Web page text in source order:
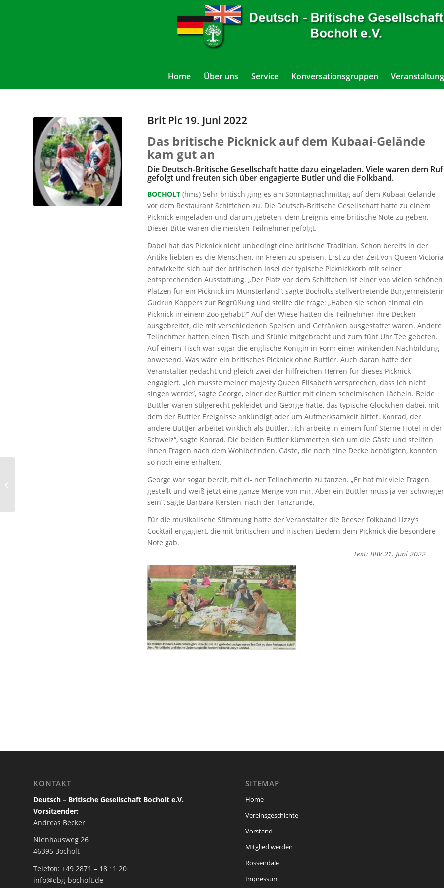
Home Über uns Service Konversationsgruppen
Brit Pic 19. Juni 2022
Das britische Picknick auf dem Kubaai-Gelände
kam gut an
Die Deutsch-Britische Gesellschaft hatte dazu eingeladen. Viele waren dem Ruf
gefolgt und freuten sich über engagierte Butler und die Folkband.
BOCHOLT (hms) Sehr britisch ging es am Sonntagnachmittag auf dem Kubaai-Gelände
vor dem Restaurant Schiffchen zu. Die Deutsch-Britische Gesellschaft hatte zu einem
Picknick eingeladen und darum gebeten, dem Ereignis eine britische Note zu geben.
Dieser Bitte waren die meisten Teilnehmer gefolgt.
Dabei hat das Picknick nicht unbedingt eine britische Tradition. Schon bereits in der
Antike liebten es die Menschen, im Freien zu speisen. Erst zu der Zeit von Queen Victoria
entwickelte sich auf der britischen Insel der typische Picknickkorb mit seiner
entsprechenden Ausstattung. „Der Platz vor dem Schiffchen ist einer von vielen schönen
Plätzen für ein Picknick im Münsterland“, sagte Bocholts stellvertretende
Gudrun Koppers zur Begrüßung und stellte die frage: „Haben sie schon einmal ein
Picknick in einem Zoo gehabt?“ Auf der Wiese hatten die Teilnehmer ihre Decken
ausgebreitet, die mit verschiedenen Speisen und Getränken ausgestattet waren. Andere
Teilnehmer hatten einen Tisch und Stühle mitgebracht und zum fünf Uhr Tee gebeten.
Auf einem Tisch war sogar die englische Königin in Form einer winkenden Nachbildung
anwesend. Was wäre ein britisches Picknick ohne Buttler. Auch daran hatte der
Veranstalter gedacht und gleich zwei der hilfreichen Herren für dieses Picknick
engagiert. „Ich musste meiner majesty Queen Elisabeth versprechen, dass ich nicht
singen werde“, sagte George, einer der Buttler mit einem schelmischen Lächeln. Beide
Buttler waren stilgerecht gekleidet und George hatte, das typische Glöckchen dabei, mit
dem der Buttler Ereignisse ankündigt oder um Aufmerksamkeit bittet. Konrad, der
andere ButtJer arbeitet wirklich als Buttler, „Ich arbeite in einem fünf Sterne Hotel in der
Schweiz“, sagte Konrad. Die beiden Buttler kümmerten sich um die Gäste und stellten
ihnen Fragen nach dem Wohlbefinden. Gäste, die noch eine Decke benötigten, konnten
so noch eine erhalten.
George war sogar bereit, mit ei- ner Teilnehmerin zu tanzen. „Er hat mir viele Fragen
gestellt und weiß jetzt eine ganze Menge von mir. Aber ein Buttler muss ja ver
sein“, sagte Barbara Kersten, nach der Tanzrunde.
Für die musikalische Stimmung hatte der Veranstalter die Reeser Folkband Lizzy’s
Cocktail engagiert, die mit britischen und irischen Liedern dem Picknick die besondere
Note gab.
Text: BBV 21. Juni 2022
KONTAKT
Deutsch – Britische Gesellschaft Bocholt e.V.
Vorsitzender:
Andreas Becker
Nienhausweg 26
46395 Bocholt
Telefon: +49 2871 – 18 11 20
info@dbg-bocholt.de
SITEMAP
Home
Vereinsgeschichte
Vorstand
Mitglied werden
Rossendale
Impressum